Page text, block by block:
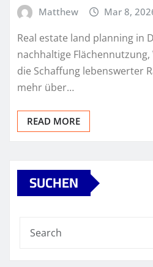
Matthew Mar 8,
Real estate land planning in
nachhaltige
die Schaffung lebenswerter
mehr über…
READ MORE
SUCHEN